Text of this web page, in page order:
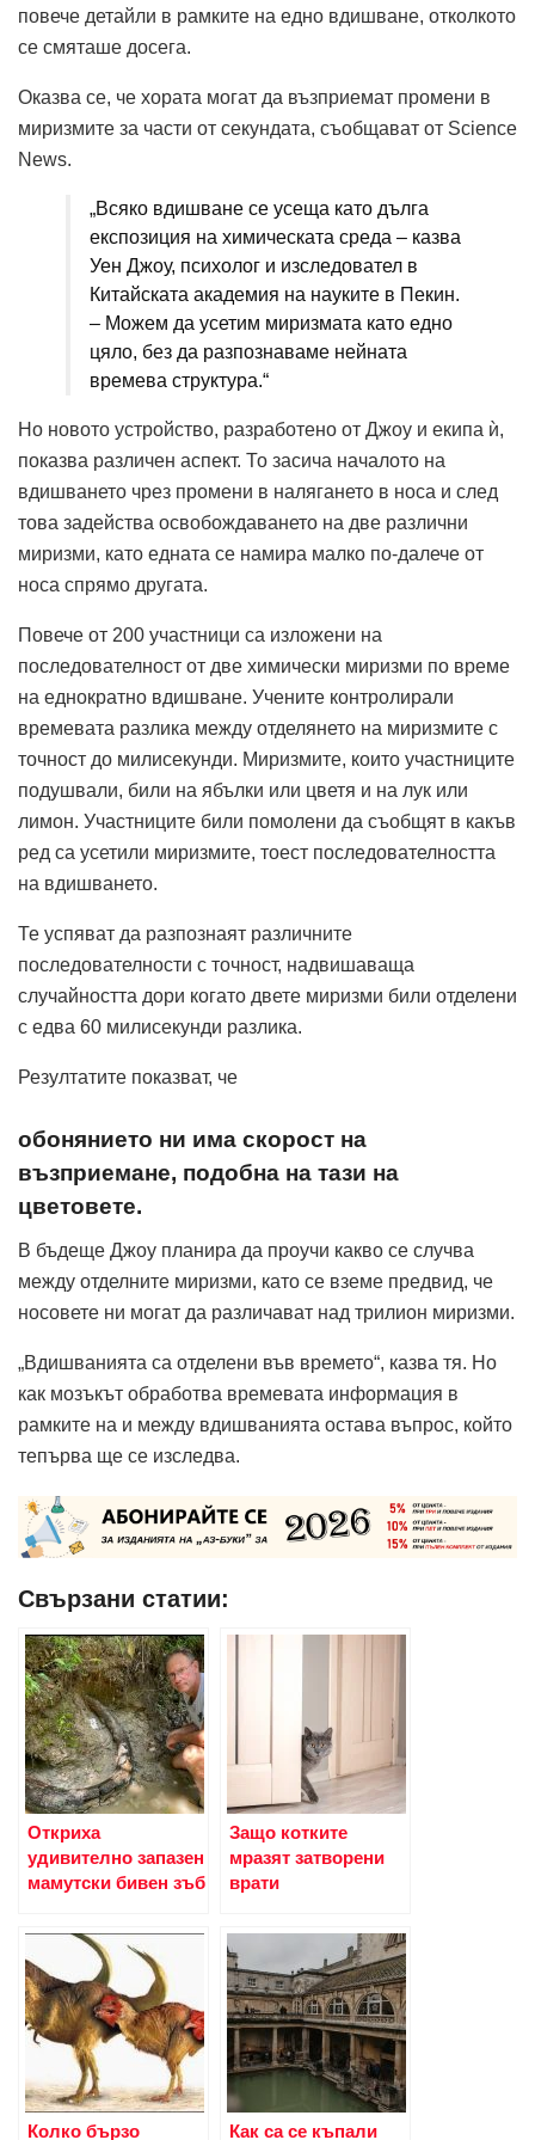
повече детайли в рамките на едно вдишване, отколкото
се смяташе досега.
Оказва се, че хората могат да възприемат промени в
миризмите за части от секундата, съобщават от Science
News.
„Всяко вдишване се усеща като дълга
експозиция на химическата среда – казва
Уен Джоу, психолог и изследовател в
Китайската академия на науките в Пекин.
– Можем да усетим миризмата като едно
цяло, без да разпознаваме нейната
времева структура.“
Но новото устройство, разработено от Джоу и екипа ѝ,
показва различен аспект. То засича началото на
вдишването чрез промени в налягането в носа и след
това задейства освобождаването на две различни
миризми, като едната се намира малко по-далече от
носа спрямо другата.
Повече от 200 участници са изложени на
последователност от две химически миризми по време
на еднократно вдишване. Учените контролирали
времевата разлика между отделянето на миризмите с
точност до милисекунди. Миризмите, които участниците
подушвали, били на ябълки или цветя и на лук или
лимон. Участниците били помолени да съобщят в какъв
ред са усетили миризмите, тоест последователността
на вдишването.
Те успяват да разпознаят различните
последователности с точност, надвишаваща
случайността дори когато двете миризми били отделени
с едва 60 милисекунди разлика.
Резултатите показват, че
обонянието ни има скорост на
възприемане, подобна на тази на
цветовете.
В бъдеще Джоу планира да проучи какво се случва
между отделните миризми, като се вземе предвид, че
носовете ни могат да различават над трилион миризми.
„Вдишванията са отделени във времето“, казва тя. Но
как мозъкът обработва времевата информация в
рамките на и между вдишванията остава въпрос, който
тепърва ще се изследва.
Свързани статии:
Откриха
удивително запазен
мамутски бивен зъб
Защо котките
мразят затворени
врати
Колко бързо Как са се къпали